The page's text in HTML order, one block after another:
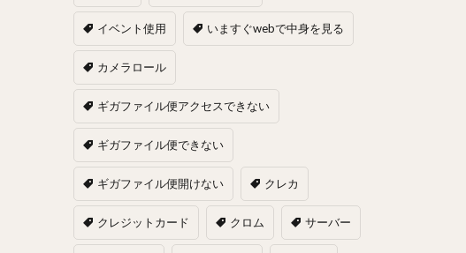
イベント使用 いますぐwebで中身を見る
カメラロール
ギガファイル便アクセスできない
ギガファイル便できない
ギガファイル便開けない クレカ
クレジットカード クロム サーバー